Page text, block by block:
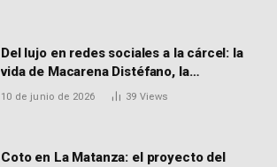
Del lujo en redes sociales a la cárcel: la
vida de Macarena Distéfano, la
influencer de San Martín acusada de
10 de junio de 2026 39 Views
Coto en La Matanza: el proyecto del